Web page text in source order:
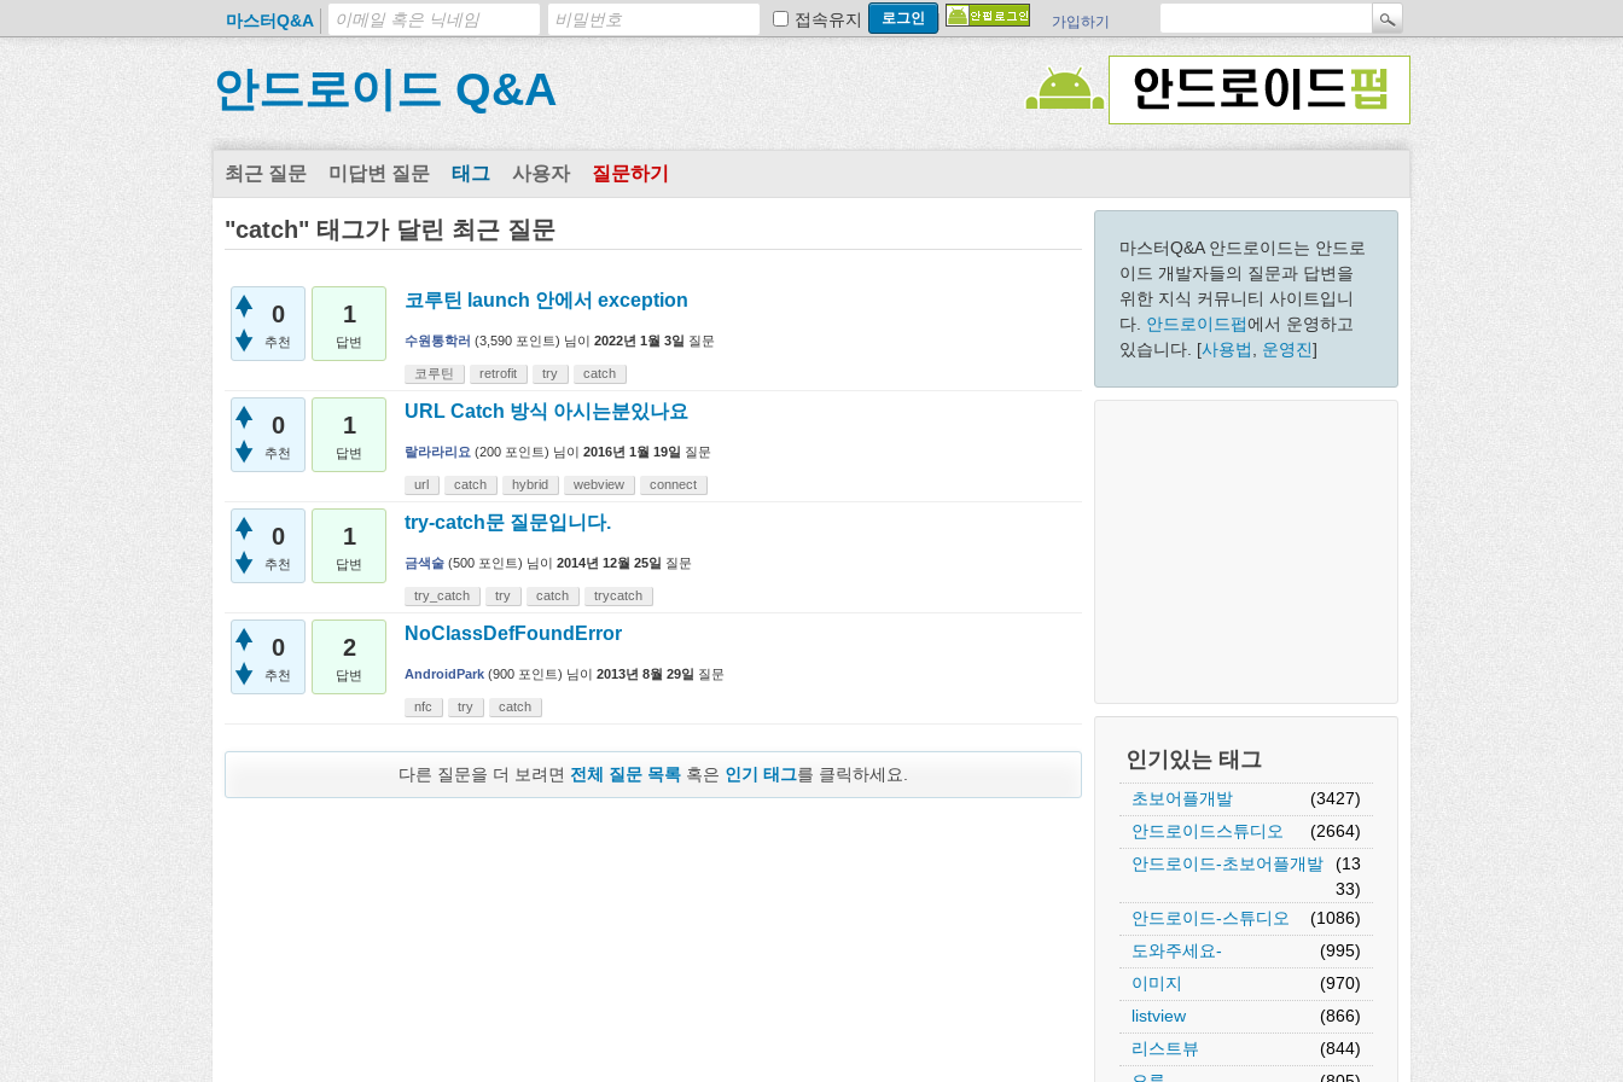
마스터Q&A 접속유지 가입하기
안드로이드 Q&A
최근 질문 미답변 질문 태그 사용자 질문하기
마스터Q&A 안드로이드는 안드로
이드 개발자들의 질문과 답변을
위한 지식 커뮤니티 사이트입니
다. 안드로이드펍에서 운영하고
있습니다. [사용법 운영진]
인기있는 태그
초보어플개발
(3427)
안드로이드스튜디오
(2664)
안드로이드-초보어플개발
(13
33)
안드로이드-스튜디오
(1086)
도와주세요-
(995)
이미지
(970)
listview
(866)
리스트뷰
(844)
"catch" 태그가 달린 최근 질문
0
추천
1
답변
코루틴 launch 안에서 exception
수원통학러 (3,590 포인트) 님이 2022년 1월 3일 질문
코루틴 retrofit try catch
0
추천
1
답변
URL Catch 방식 아시는분있나요
랄라라리요 (200 포인트) 님이 2016년 1월 19일 질문
url catch hybrid webview connect
0
추천
1
답변
try-catch문 질문입니다.
금색술 (500 포인트) 님이 2014년 12월 25일 질문
try_catch try catch trycatch
0
추천
2
답변
NoClassDefFoundError
AndroidPark (900 포인트) 님이 2013년 8월 29일 질문
nfc try catch
다른 질문을 더 보려면 전체 질문 목록 혹은 인기 태그를 클릭하세요.